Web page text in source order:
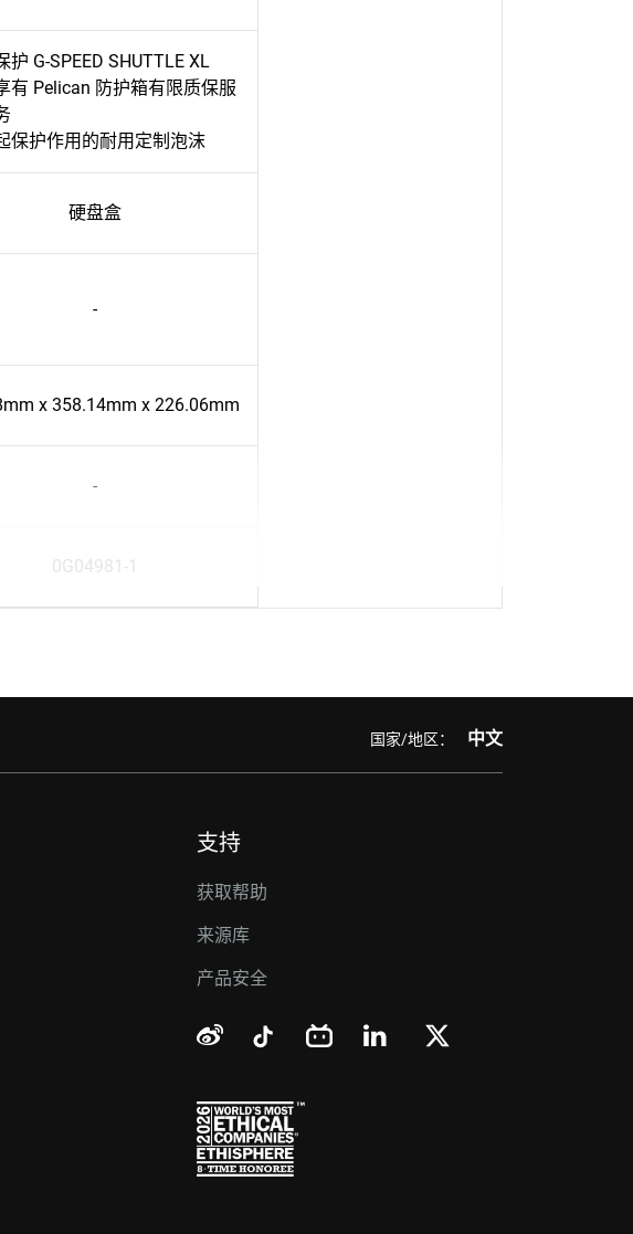
护 G-SPEED SHUTTLE XL
有 Pelican 防护箱有限质保服
保护作用的耐用定制泡沫
硬盘盒
-
x 358.14mm x 226.06mm
-
0G04981-1
国家/地区： 中文
支持
获取帮助
来源库
产品安全